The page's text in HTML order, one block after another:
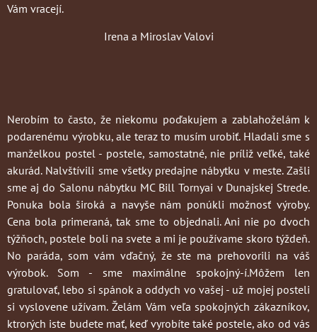
Vám vracejí.
Irena a Miroslav Valovi
Nerobím to často, že niekomu poďakujem a zablahoželám k
podarenému výrobku, ale teraz to musím urobiť. Hladali sme s
manželkou postel - postele, samostatné, nie príliž veľké, také
akurád. Nalvštívili sme všetky predajne nábytku v meste. Zašli
sme aj do Salonu nábytku MC Bill Tornyai v Dunajskej Strede.
Ponuka bola široká a navyše nám ponúkli možnosť výroby.
Cena bola primeraná, tak sme to objednali. Ani nie po dvoch
týžňoch, postele boli na svete a mi je používame skoro týždeň.
No paráda, som vám vďačný, že ste ma prehovorili na váš
výrobok. Som - sme maximálne spokojný-í.Môžem len
gratulovať, lebo si spánok a oddych vo vašej - už mojej posteli
si vyslovene užívam. Želám Vám veľa spokojných zákazníkov,
ktrorých iste budete mať, keď vyrobíte také postele, ako od vás